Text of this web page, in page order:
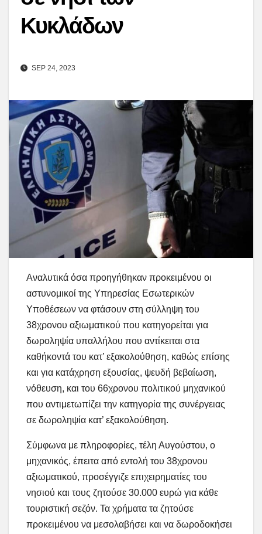
Κυκλάδων
SEP 24, 2023
Αναλυτικά όσα προηγήθηκαν προκειμένου οι
αστυνομικοί της Υπηρεσίας Εσωτερικών
Υποθέσεων να φτάσουν στη σύλληψη του
38χρονου αξιωματικού που κατηγορείται για
δωροληψία υπαλλήλου που αντίκειται στα
καθήκοντά του κατ’ εξακολούθηση, καθώς επίσης
και για κατάχρηση εξουσίας, ψευδή βεβαίωση,
νόθευση, και του 66χρονου πολιτικού μηχανικού
που αντιμετωπίζει την κατηγορία της συνέργειας
σε δωροληψία κατ’ εξακολούθηση.
Σύμφωνα με πληροφορίες, τέλη Αυγούστου, ο
μηχανικός, έπειτα από εντολή του 38χρονου
αξιωματικού, προσέγγιζε επιχειρηματίες του
νησιού και τους ζητούσε 30.000 ευρώ για κάθε
τουριστική σεζόν. Τα χρήματα τα ζητούσε
προκειμένου να μεσολαβήσει και να δωροδοκήσει